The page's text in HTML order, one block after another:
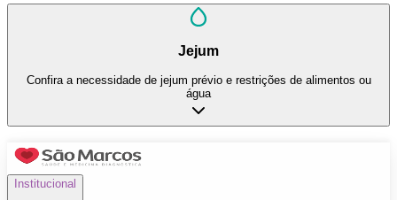
Jejum
Confira a necessidade de jejum prévio e restrições de alimentos ou
água
Institucional